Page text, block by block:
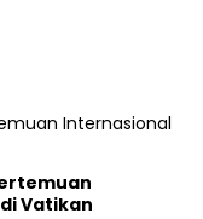
Vatikan